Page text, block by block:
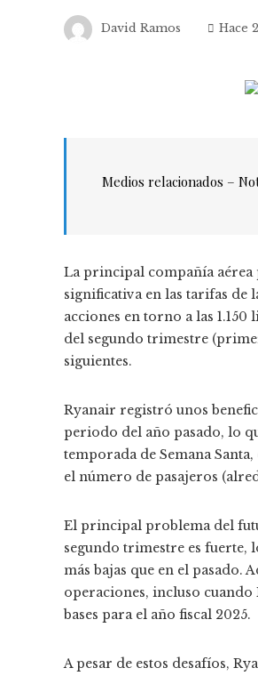
David Ramos Hace
Medios relacionados –
La principal compañía
significativa en las tarifas de
acciones en torno a las
del segundo trimestre
siguientes.
Ryanair registró unos
periodo del año pasado, lo
temporada de Semana
el número de pasajeros
El principal problema del
segundo trimestre es fuerte,
más bajas que en el pasado.
operaciones, incluso cuando
bases para el año fiscal 2025.
A pesar de estos desafíos,